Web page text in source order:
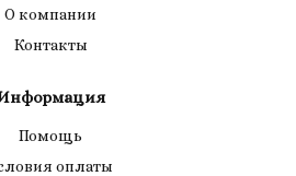
О компании
Контакты
Помощь
оплаты